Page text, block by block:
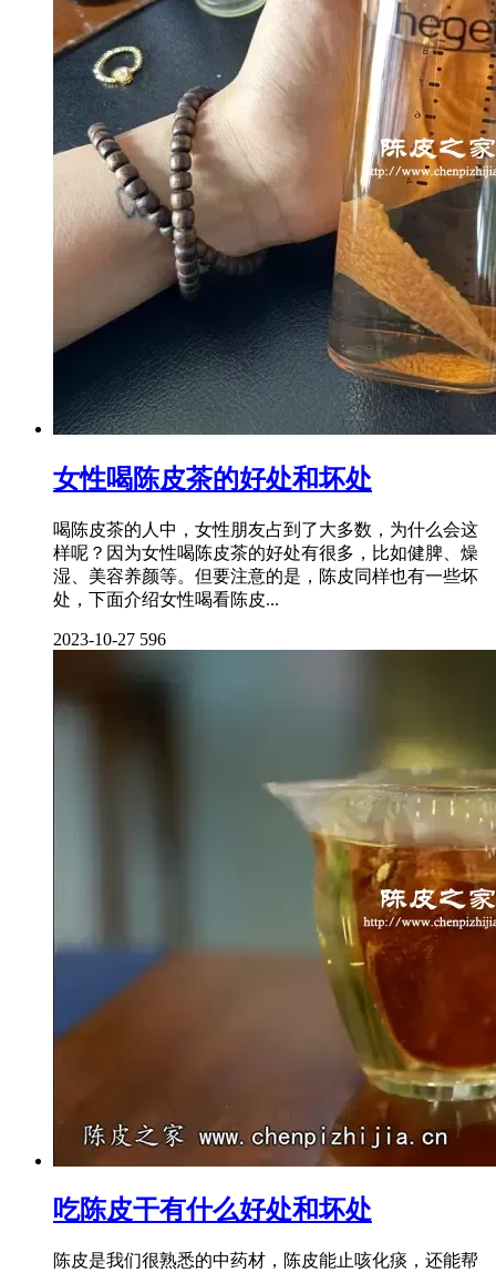
女性喝陈皮茶的好处和坏处
喝陈皮茶的人中，女性朋友占到了大多数，为什么会这
样呢？因为女性喝陈皮茶的好处有很多，比如健脾、燥
湿、美容养颜等。但要注意的是，陈皮同样也有一些坏
处，下面介绍女性喝看陈皮...
2023-10-27 596
吃陈皮干有什么好处和坏处
陈皮是我们很熟悉的中药材，陈皮能止咳化痰，还能帮